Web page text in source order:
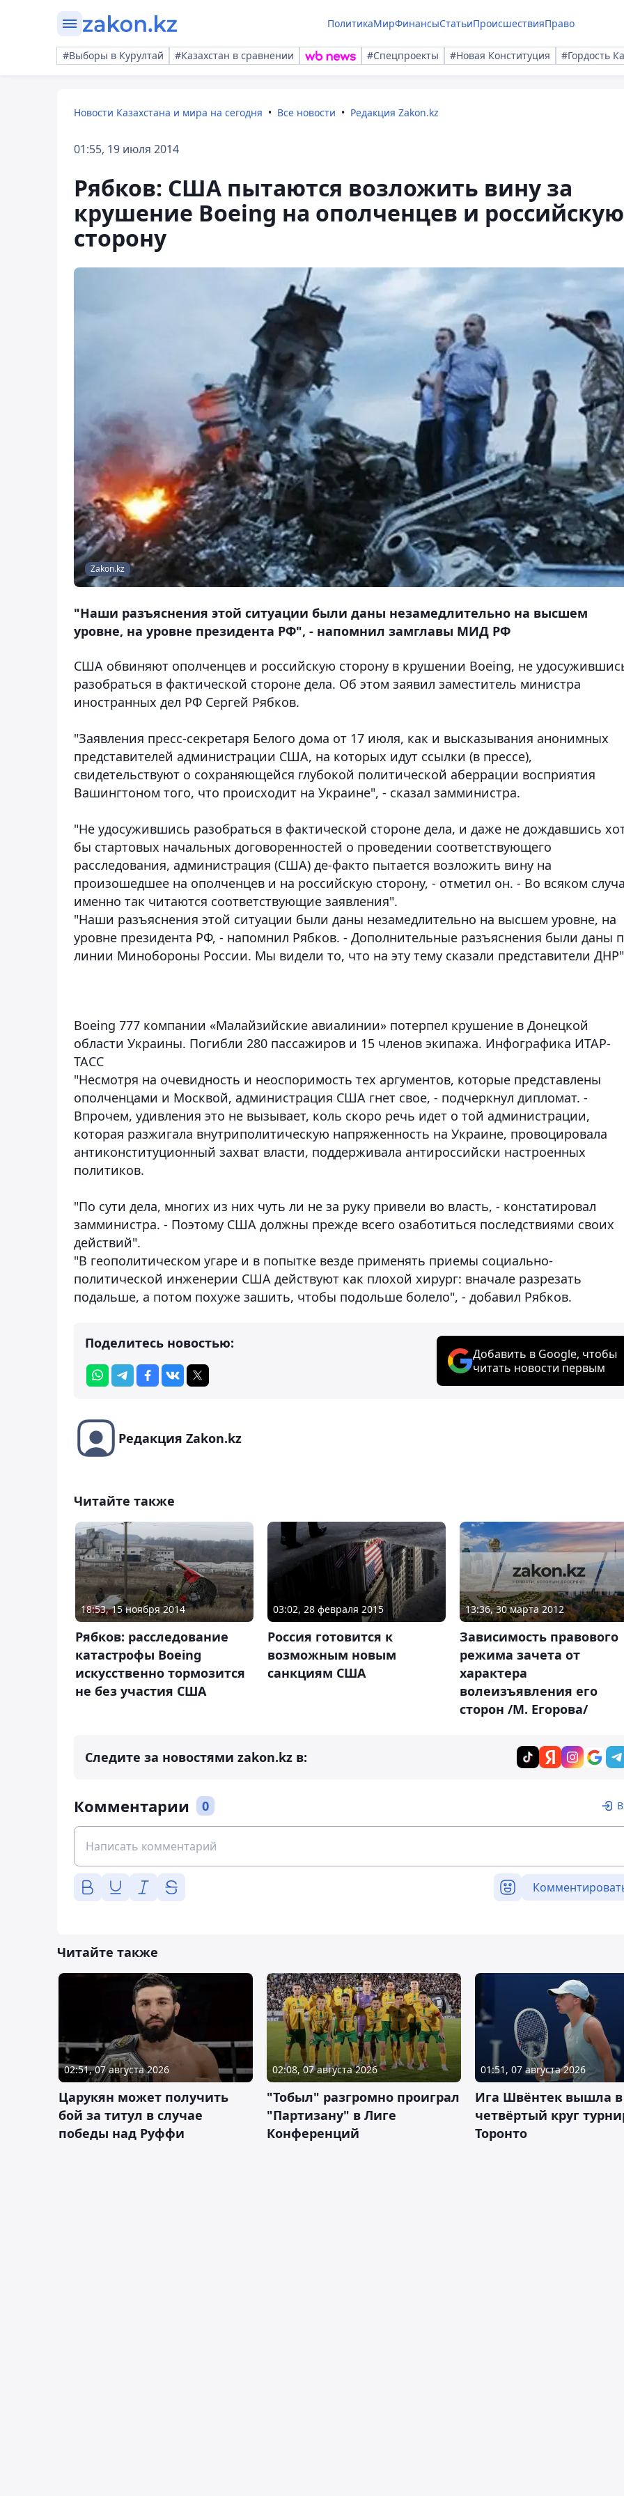
ПолитикаМирФинансыСтатьиПроисшествияПраво
#Выборы в Курултай #Казахстан в сравнении #Спецпроекты #Новая Конституция #Гордость
Новости Казахстана и мира на сегодня Все новости Редакция Zakon.kz
01:55, 19 июля 2014
Рябков: США пытаются возложить вину за
крушение Boeing на ополченцев и российскую
сторону
Zakon.kz
"Наши разъяснения этой ситуации были даны незамедлительно на высшем
уровне, на уровне президента РФ", - напомнил замглавы МИД РФ
США обвиняют ополченцев и российскую сторону в крушении Boeing, не
разобраться в фактической стороне дела. Об этом заявил заместитель министра
иностранных дел РФ Сергей Рябков.
"Заявления пресс-секретаря Белого дома от 17 июля, как и высказывания анонимных
представителей администрации США, на которых идут ссылки (в прессе),
свидетельствуют о сохраняющейся глубокой политической аберрации восприятия
Вашингтоном того, что происходит на Украине", - сказал замминистра.
"Не удосужившись разобраться в фактической стороне дела, и даже не дождавшись
бы стартовых начальных договоренностей о проведении соответствующего
расследования, администрация (США) де-факто пытается возложить вину на
произошедшее на ополченцев и на российскую сторону, - отметил он. - Во всяком
именно так читаются соответствующие заявления".
"Наши разъяснения этой ситуации были даны незамедлительно на высшем уровне, на
уровне президента РФ, - напомнил Рябков. - Дополнительные разъяснения были даны
линии Минобороны России. Мы видели то, что на эту тему сказали представители
Boeing 777 компании «Малайзийские авиалинии» потерпел крушение в Донецкой
области Украины. Погибли 280 пассажиров и 15 членов экипажа. Инфографика ИТАР-
ТАСС
"Несмотря на очевидность и неоспоримость тех аргументов, которые представлены
ополченцами и Москвой, администрация США гнет свое, - подчеркнул дипломат. -
Впрочем, удивления это не вызывает, коль скоро речь идет о той администрации,
которая разжигала внутриполитическую напряженность на Украине, провоцировала
антиконституционный захват власти, поддерживала антироссийски настроенных
политиков.
"По сути дела, многих из них чуть ли не за руку привели во власть, - констатировал
замминистра. - Поэтому США должны прежде всего озаботиться последствиями своих
действий".
"В геополитическом угаре и в попытке везде применять приемы социально-
политической инженерии США действуют как плохой хирург: вначале разрезать
подальше, а потом похуже зашить, чтобы подольше болело", - добавил Рябков.
Поделитесь новостью:
Добавить в Google, чтобы
читать новости первым
Редакция Zakon.kz
Читайте также
18:53, 15 ноября 2014
Рябков: расследование
катастрофы Boeing
искусственно тормозится
не без участия США
03:02, 28 февраля 2015
Россия готовится к
возможным новым
санкциям США
13:36, 30 марта 2012
Зависимость правового
режима зачета от
характера
волеизъявления его
сторон /М. Егорова/
Следите за новостями zakon.kz в:
Комментарии 0
Читайте также
02:51, 07 августа 2026
Царукян может получить
бой за титул в случае
победы над Руффи
02:08, 07 августа 2026
"Тобыл" разгромно проиграл
"Партизану" в Лиге
Конференций
01:51, 07 августа 2026
Ига Швёнтек вышла в
четвёртый круг
Торонто